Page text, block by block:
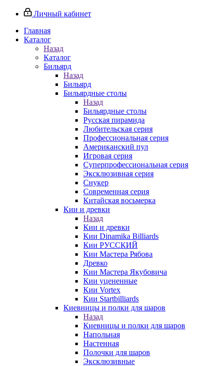
Личный кабинет
Главная
Каталог
Назад
Каталог
Бильярд
Назад
Бильярд
Бильярдные столы
Назад
Бильярдные столы
Русская пирамида
Любительская серия
Профессиональная серия
Американский пул
Игровая серия
Суперпрофессиональная серия
Эксклюзивная серия
Снукер
Современная серия
Китайская восьмерка
Кии и древки
Назад
Кии и древки
Кии Dinamika Billiards
Кии РУССКИЙ
Кии Мастера Рябова
Древко
Кии Мастера Якубовича
Кии уцененные
Кии Vortex
Кии Startbilliards
Киевницы и полки для шаров
Назад
Киевницы и полки для шаров
Напольная
Настенная
Полочки для шаров
Эксклюзивные